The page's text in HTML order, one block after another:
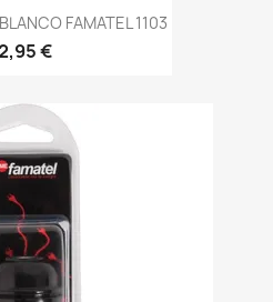
FAMATEL 1103
€